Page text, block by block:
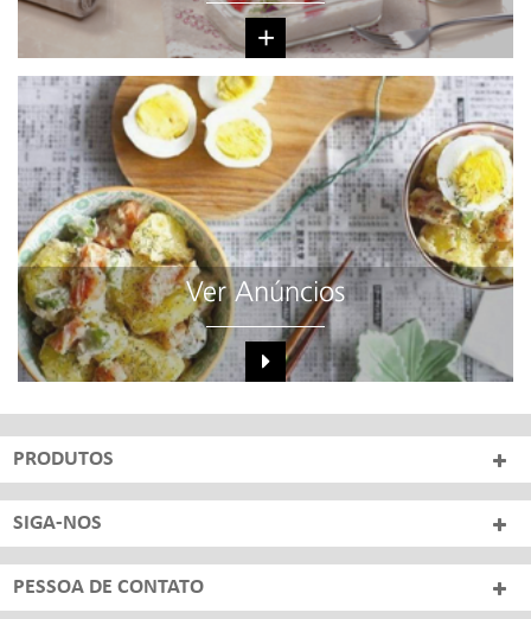
+
Ver Anúncios
PRODUTOS
SIGA-NOS
PESSOA DE CONTATO